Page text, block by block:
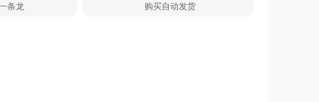
条龙 购买自动发货